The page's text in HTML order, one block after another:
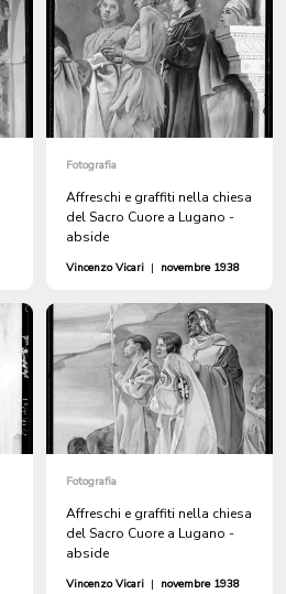
Fotografia
Affreschi e graffiti nella chiesa
del Sacro Cuore a Lugano -
abside
Vincenzo Vicari | novembre 1938
Fotografia
Affreschi e graffiti nella chiesa
del Sacro Cuore a Lugano -
abside
Vincenzo Vicari | novembre 1938